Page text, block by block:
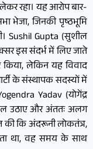
रहा। यह आरोप बार-
भेजा, जिनकी पृष्ठभूमि
Sushil Gupta (सुशील
इस संदर्भ में लिए जाते
किया, लेकिन यह विवाद
के संस्थापक सदस्यों में
Yadav (योगेंद्र
उठाए और अंततः अलग
की कि अंदरूनी लोकतंत्र,
था, वह समय के साथ